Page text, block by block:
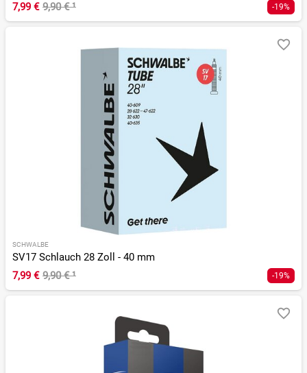
7,99 € 9,90 €¹ -19%
SCHWALBE
SV17 Schlauch 28 Zoll - 40 mm
7,99 € 9,90 €¹ -19%